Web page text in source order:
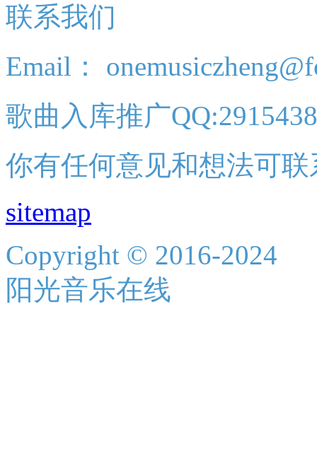
联系我们
Email：
歌曲入库推广
你有任何意见和想法可
sitemap
Copyright © 2016-2024
阳光音乐在线